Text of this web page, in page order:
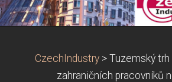
CzechIndustry > Tuzemský
zahraničních pracovníků